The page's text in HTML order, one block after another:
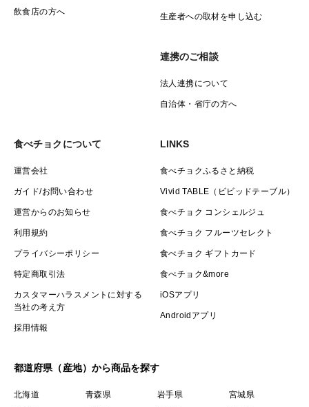
飲食店の方へ 生産者への取材を申し込む
連携のご相談
法人連携について
自治体・省庁の方へ
食べチョクについて
運営会社
ガイド/お問い合わせ
運営からのお知らせ
利用規約
プライバシーポリシー
特定商取引法
カスタマーハラスメントに対する
当社の考え方
採用情報
LINKS
食べチョクふるさと納税
Vivid TABLE（ビビッドテーブル）
食べチョク コンシェルジュ
食べチョク フルーツセレクト
食べチョク ギフトカード
食べチョク&more
iOSアプリ
Androidアプリ
都道府県（産地）から商品を探す
北海道 青森県 岩手県
宮城県